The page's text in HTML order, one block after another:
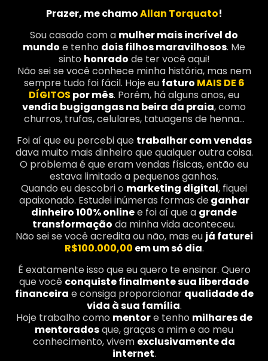
Prazer, me chamoAllan Torquato!
Sou casado com a mulher mais incrível do
mundo e tenho dois filhos maravilhosos. Me
sinto honrado de ter você aqui!
Não sei se você conhece minha história, mas nem
sempre tudo foi fácil. Hoje eu faturo MAIS DE 6
DÍGITOS por mês. Porém, há alguns anos, eu
vendia bugigangas na beira da praia, como
churros, trufas, celulares, tatuagens de henna…
Foi aí que eu percebi que trabalhar com vendas
dava muito mais dinheiro que qualquer outra coisa.
O problema é que eram vendas físicas, então eu
estava limitado a pequenos ganhos.
Quando eu descobri o marketing digital, fiquei
apaixonado. Estudei inúmeras formas deganhar
dinheiro 100% onlinee foi aí que a grande
transformação da minha vida aconteceu.
Não sei se você acredita ou não, mas eu já faturei
R$100.000,00 em um só dia.
É exatamente isso que eu quero te ensinar. Quero
que você conquiste finalmente sua liberdade
financeira e consiga proporcionar qualidade de
vida à sua família.
Hoje trabalho como mentore tenho milhares de
mentoradosque, graças a mim e ao meu
conhecimento, vivem exclusivamente da
internet.